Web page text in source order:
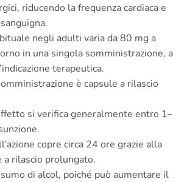
riducendo la frequenza cardiaca e
negli adulti varia da 80 mg a
in una singola somministrazione, a
terapeutica.
è capsule a rilascio
si verifica generalmente entro 1–
copre circa 24 ore grazie alla
a rilascio prolungato.
di alcol, poiché può aumentare il